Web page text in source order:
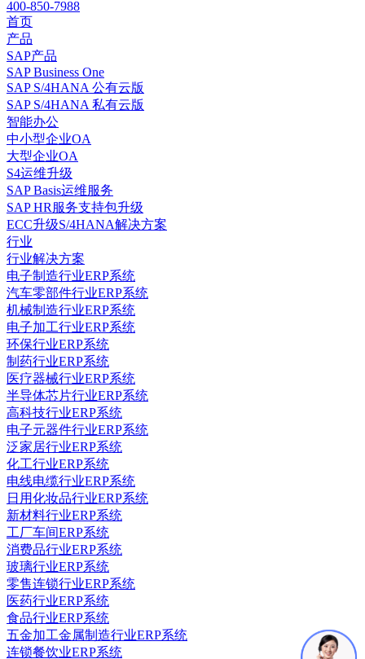
400-850-7988
首页
产品
SAP产品
SAP Business One
SAP S/4HANA 公有云版
SAP S/4HANA 私有云版
智能办公
中小型企业OA
大型企业OA
S4运维升级
SAP Basis运维服务
SAP HR服务支持包升级
ECC升级S/4HANA解决方案
行业
行业解决方案
电子制造行业ERP系统
汽车零部件行业ERP系统
机械制造行业ERP系统
电子加工行业ERP系统
环保行业ERP系统
制药行业ERP系统
医疗器械行业ERP系统
半导体芯片行业ERP系统
高科技行业ERP系统
电子元器件行业ERP系统
泛家居行业ERP系统
化工行业ERP系统
电线电缆行业ERP系统
日用化妆品行业ERP系统
新材料行业ERP系统
工厂车间ERP系统
消费品行业ERP系统
玻璃行业ERP系统
零售连锁行业ERP系统
医药行业ERP系统
食品行业ERP系统
五金加工金属制造行业ERP系统
连锁餐饮业ERP系统